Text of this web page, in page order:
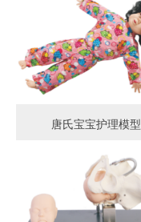
唐氏宝宝护理模型